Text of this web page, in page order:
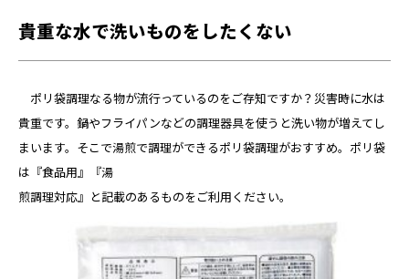
貴重な水で洗いものをしたくない
ポリ袋調理なる物が流行っているのをご存知ですか？災害時に水は
貴重です。鍋やフライパンなどの調理器具を使うと洗い物が増えてし
まいます。そこで湯煎で調理ができるポリ袋調理がおすすめ。ポリ袋
は『食品用』『湯
煎調理対応』と記載のあるものをご利用ください。